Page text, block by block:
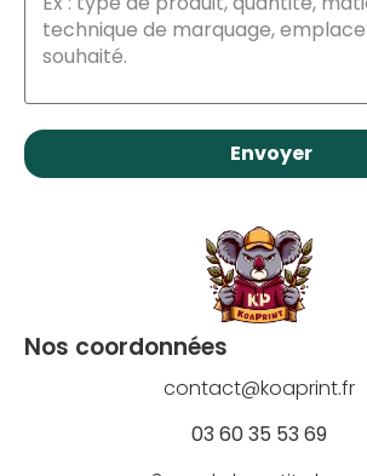
Envoyer
Nos coordonnées
contact@koaprint.fr
03 60 35 53 69